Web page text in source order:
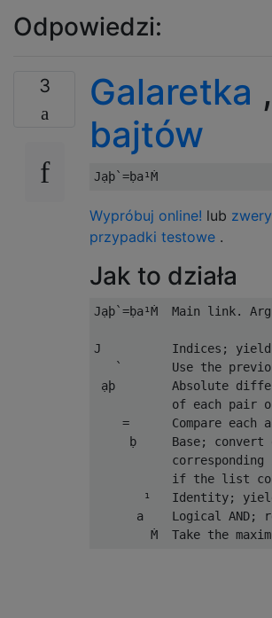
Odpowiedzi:
3 Galaretka
bajtów
Wypróbuj online! lub
przypadki testowe .
Jak to działa
Jạþ`=ḅa¹Ṁ  Main link.
J          Indices;
`       Use the
ạþ        Absolute
of each pair
=      Compare each
ḅ     Base; convert
corresponding
if the list
¹   Identity;
a    Logical AND;